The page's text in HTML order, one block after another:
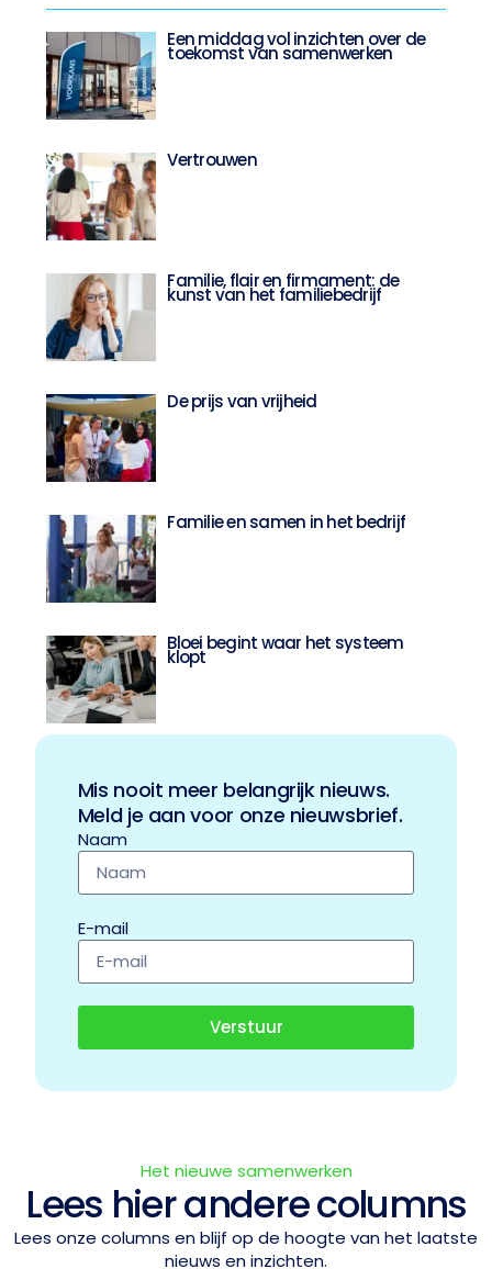
Een middag vol inzichten over de
toekomst van samenwerken
Vertrouwen
Familie, flair en firmament: de
kunst van het familiebedrijf
De prijs van vrijheid
Familie en samen in het bedrijf
Bloei begint waar het systeem
klopt
Mis nooit meer belangrijk nieuws.
Meld je aan voor onze nieuwsbrief.
Naam
E-mail
Verstuur
Het nieuwe samenwerken
Lees hier andere columns
Lees onze columns en blijf op de hoogte van het laatste
nieuws en inzichten.